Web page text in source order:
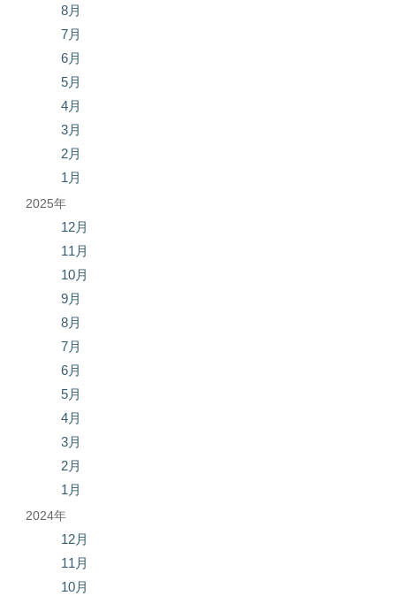
8月
7月
6月
5月
4月
3月
2月
1月
2025年
12月
11月
10月
9月
8月
7月
6月
5月
4月
3月
2月
1月
2024年
12月
11月
10月